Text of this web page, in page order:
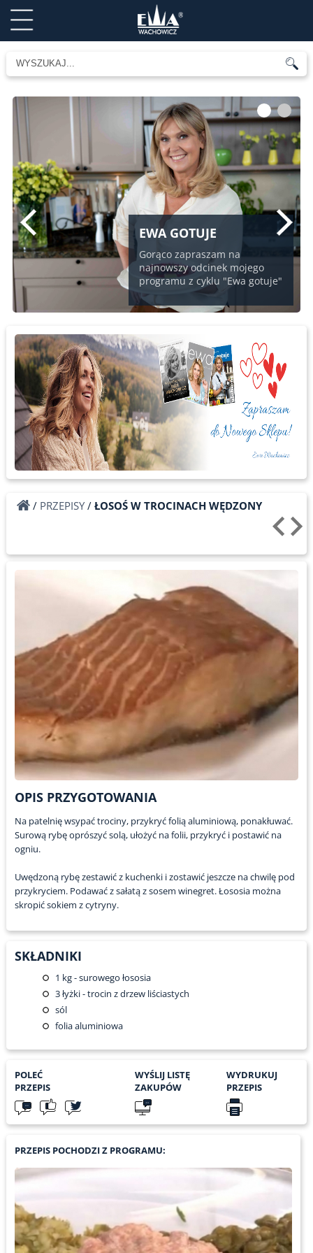
EWA GOTUJE
Gorąco zapraszam na
najnowszy odcinek mojego
programu z cyklu "Ewa gotuje"
1 2
/ PRZEPISY/ ŁOSOŚ W TROCINACH WĘDZONY
OPIS PRZYGOTOWANIA
Na patelnię wsypać trociny, przykryć folią aluminiową, ponakłuwać.
Surową rybę oprószyć solą, ułożyć na folii, przykryć i postawić na
ogniu.
Uwędzoną rybę zestawić z kuchenki i zostawić jeszcze na chwilę pod
przykryciem. Podawać z sałatą z sosem winegret. Łososia można
skropić sokiem z cytryny.
SKŁADNIKI
1 kg - surowego łososia
3łyżki - trocin z drzew liściastych
sól
folia aluminiowa
POLEĆ
PRZEPIS
WYŚLIJ LISTĘ
ZAKUPÓW
WYDRUKUJ
PRZEPIS
PRZEPIS POCHODZI Z PROGRAMU: